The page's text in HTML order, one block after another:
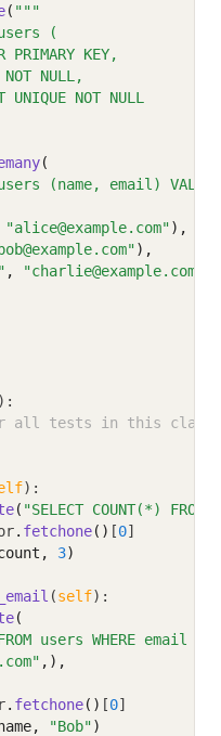
( """
(
PRIMARY KEY,
NULL,
UNIQUE NOT NULL
(
users (name, email)
"alice@example.com"),
),
, "charlie@example.com"
):
all tests in this
):
( "SELECT COUNT(*)
. fetchone() [0]
3)
(self):
(
users WHERE email =
,),
. fetchone() [0]
"Bob")